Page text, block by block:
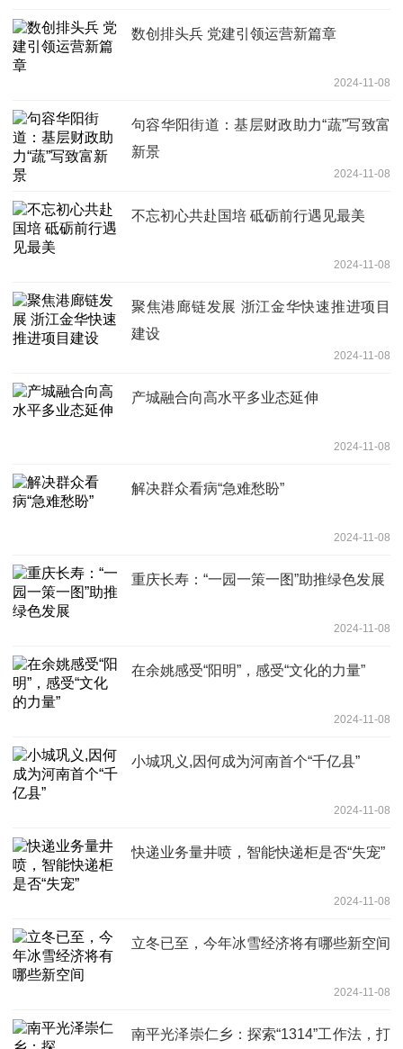
数创排头兵 党建引领运营新篇章
2024-11-08
句容华阳街道：基层财政助力“蔬”写致富
新景
2024-11-08
不忘初心共赴国培 砥砺前行遇见最美
2024-11-08
聚焦港廊链发展 浙江金华快速推进项目
建设
2024-11-08
产城融合向高水平多业态延伸
2024-11-08
解决群众看病“急难愁盼”
2024-11-08
重庆长寿：“一园一策一图”助推绿色发展
2024-11-08
在余姚感受“阳明”，感受“文化的力量”
2024-11-08
小城巩义,因何成为河南首个“千亿县”
2024-11-08
快递业务量井喷，智能快递柜是否“失宠”
2024-11-08
立冬已至，今年冰雪经济将有哪些新空间
2024-11-08
南平光泽崇仁乡：探索“1314”工作法，打